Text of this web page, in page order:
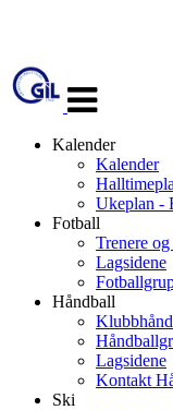
navigasjon
Kalender
Kalender
Ukeplan -
Fotball
Trenere
Lagsidene
Håndball
Lagsidene
Kontakt
Ski